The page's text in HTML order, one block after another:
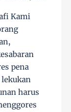
Kami
pena
harus